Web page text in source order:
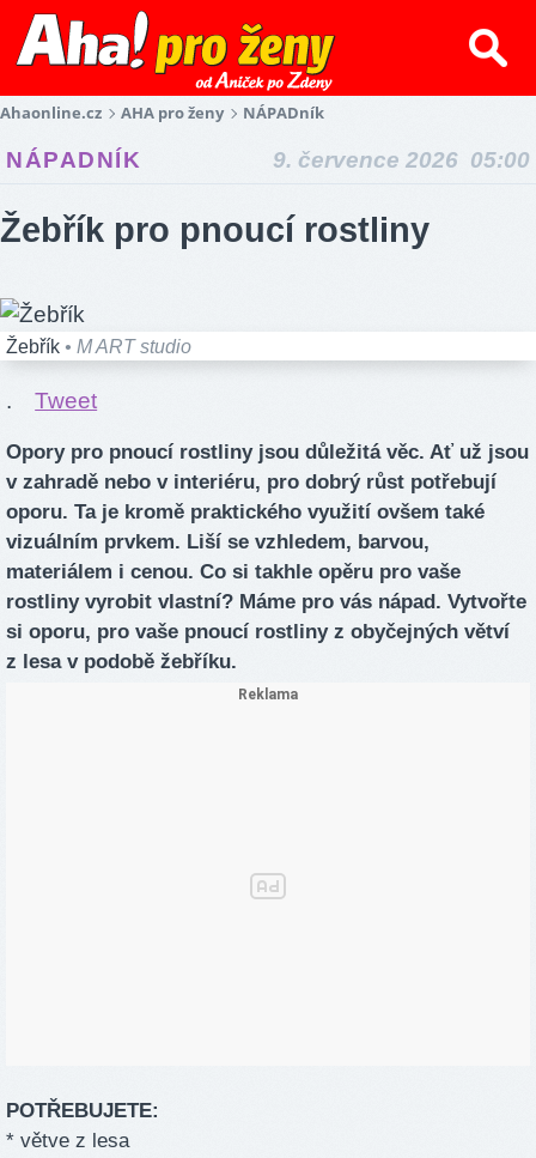
Ahaonline.cz AHA pro ženy NÁPADník
9. července 2026 05:00
NÁPADNÍK
Žebřík pro pnoucí rostliny
Žebřík • M ART studio
. Tweet
Opory pro pnoucí rostliny jsou důležitá věc. Ať už jsou
v zahradě nebo v interiéru, pro dobrý růst potřebují
oporu. Ta je kromě praktického využití ovšem také
vizuálním prvkem. Liší se vzhledem, barvou,
materiálem i cenou. Co si takhle opěru pro vaše
rostliny vyrobit vlastní? Máme pro vás nápad. Vytvořte
si oporu, pro vaše pnoucí rostliny z obyčejných větví
z lesa v podobě žebříku.
POTŘEBUJETE:
* větve z lesa